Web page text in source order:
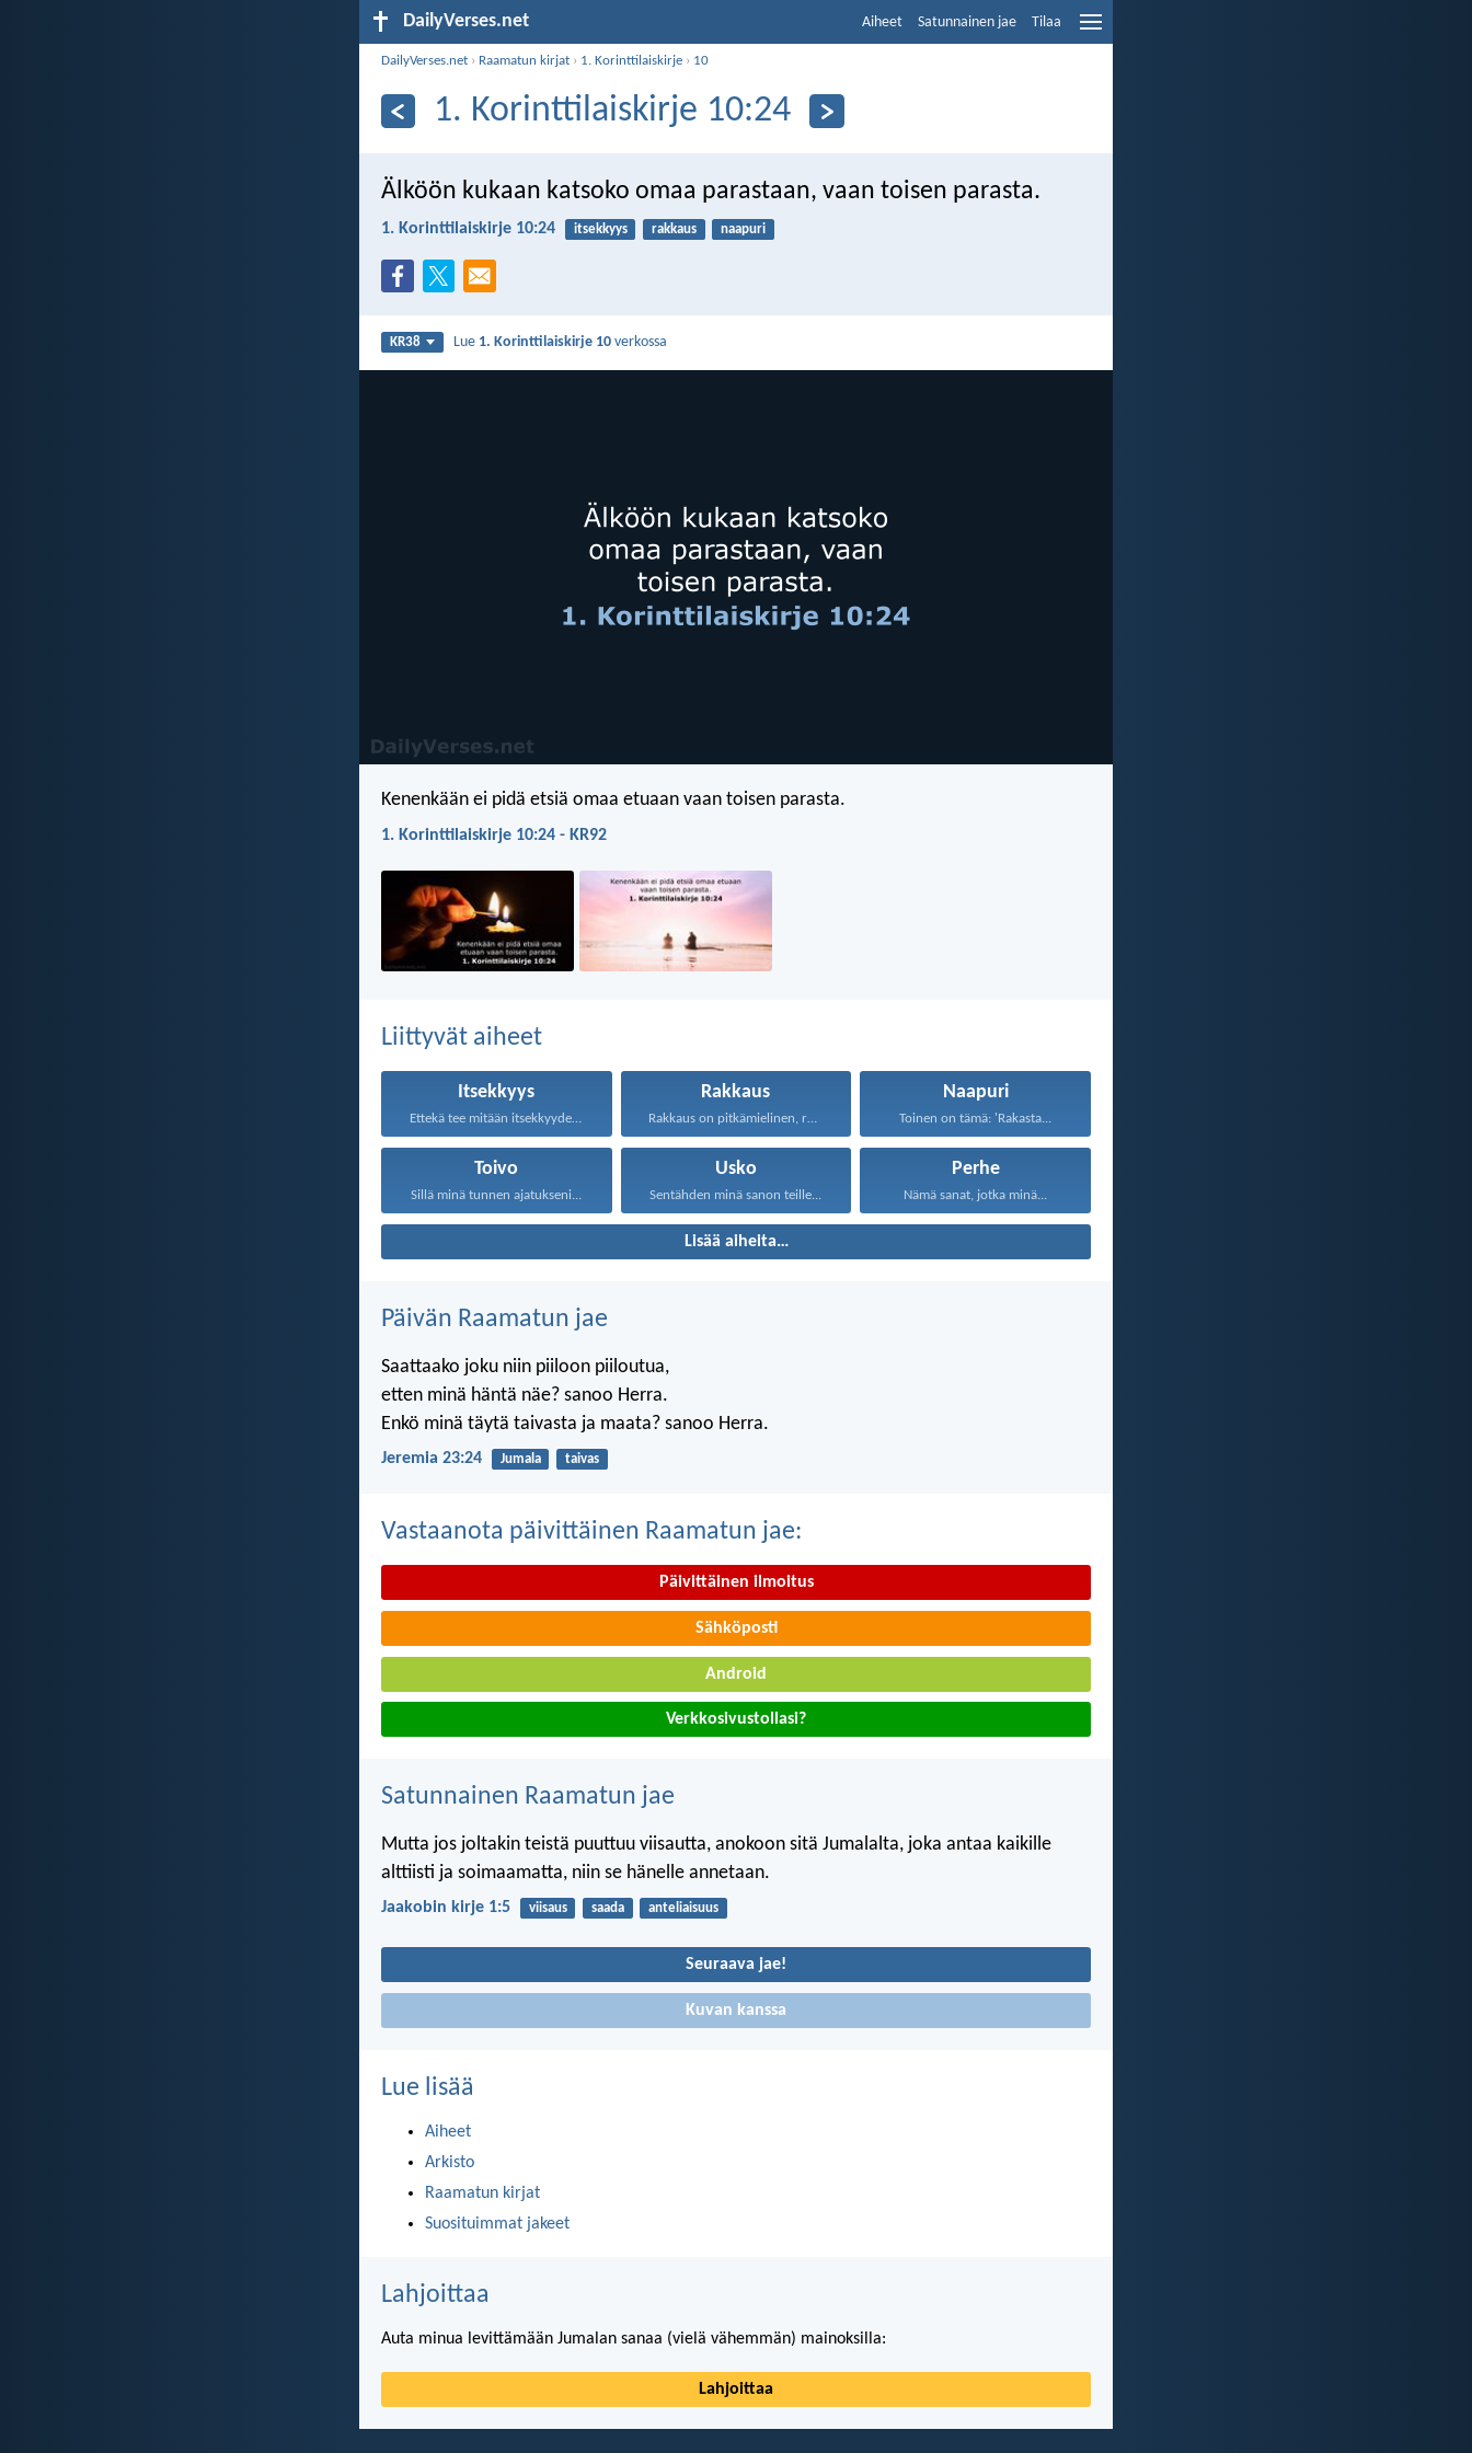
DailyVerses.net Aiheet Satunnainen jae Tilaa
DailyVerses.net › Raamatun kirjat › 1. Korinttilaiskirje › 10
1. Korinttilaiskirje 10:24
Älköön kukaan katsoko omaa parastaan, vaan toisen parasta.
1. Korinttilaiskirje 10:24 itsekkyys rakkaus naapuri
KR38 Lue 1. Korinttilaiskirje 10 verkossa
Kenenkään ei pidä etsiä omaa etuaan vaan toisen parasta.
1. Korinttilaiskirje 10:24 - KR92
Liittyvät aiheet
Itsekkyys
Ettekä tee mitään itsekkyydestä...
Rakkaus
Rakkaus on pitkämielinen, rakkaus...
Naapuri
Toinen on tämä: 'Rakasta...
Toivo
Sillä minä tunnen ajatukseni...
Usko
Sentähden minä sanon teille...
Perhe
Nämä sanat, jotka minä...
Lisää aiheita…
Päivän Raamatun jae
Saattaako joku niin piiloon piiloutua,
etten minä häntä näe? sanoo Herra.
Enkö minä täytä taivasta ja maata? sanoo Herra.
Jeremia 23:24 Jumala taivas
Vastaanota päivittäinen Raamatun jae:
Päivittäinen ilmoitus
Sähköposti
Android
Verkkosivustollasi?
Satunnainen Raamatun jae
Mutta jos joltakin teistä puuttuu viisautta, anokoon sitä Jumalalta, joka antaa kaikille
alttiisti ja soimaamatta, niin se hänelle annetaan.
Jaakobin kirje 1:5 viisaus saada anteliaisuus
Seuraava jae!
Kuvan kanssa
Lue lisää
Aiheet
Arkisto
Raamatun kirjat
Suosituimmat jakeet
Lahjoittaa
Auta minua levittämään Jumalan sanaa (vielä vähemmän) mainoksilla:
Lahjoittaa